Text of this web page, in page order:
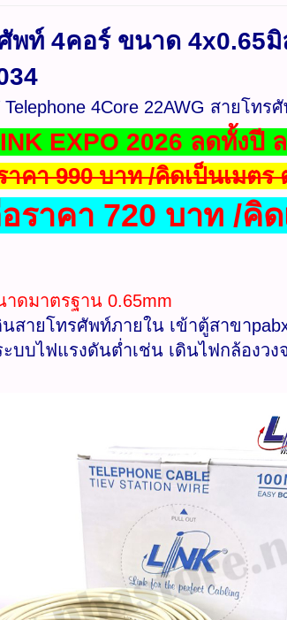
พท์ 4คอร์ ขนาด 4x0.65
Telephone 4Core 22AWG สายโท
EXPO 2026 ลดทั้งปี
คา 990 บาท /คิดเป็นเมตร
ราคา 720 บาท /คิ
ดมาตรฐาน 0.65mm
นสายโทรศัพท์ภายใน เข้าตู้สาขา
ะบบไฟแรงดันต่ำเช่น เดินไฟกล้องว